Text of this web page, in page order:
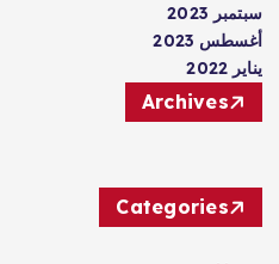
سبتمبر 2023
أغسطس 2023
يناير 2022
Archives
Categories